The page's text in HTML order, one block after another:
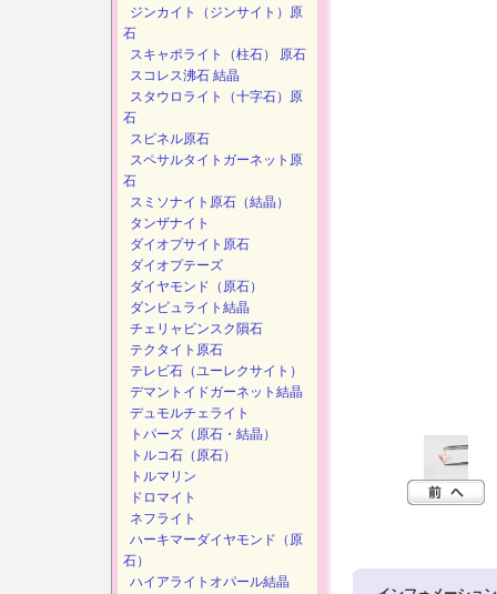
ジンカイト（ジンサイト）原
石
スキャポライト（柱石） 原石
スコレス沸石 結晶
スタウロライト（十字石）原
石
スピネル原石
スペサルタイトガーネット原
石
スミソナイト原石（結晶）
タンザナイト
ダイオプサイト原石
ダイオプテーズ
ダイヤモンド（原石）
ダンビュライト結晶
チェリャビンスク隕石
テクタイト原石
テレビ石（ユーレクサイト）
デマントイドガーネット結晶
デュモルチェライト
トパーズ（原石・結晶）
トルコ石（原石）
トルマリン
ドロマイト
ネフライト
ハーキマーダイヤモンド（原
石）
ハイアライトオパール結晶